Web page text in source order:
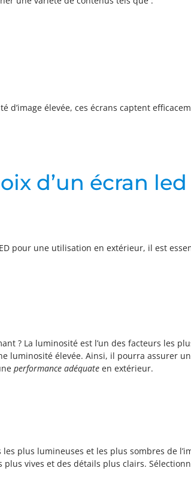
d’image élevée, ces écrans captent
d’un écran
pour une utilisation en extérieur, il est
? La luminosité est l’un des facteurs les
luminosité élevée. Ainsi, il pourra assurer
performance adéquate en extérieur.
plus lumineuses et les plus sombres de
vives et des détails plus clairs.